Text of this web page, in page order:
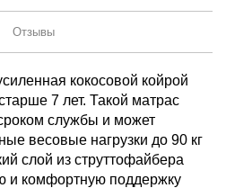
Отзывы
кокосовой койрой
7 лет. Такой матрас
службы и может
весовые нагрузки до 90 кг
слой из струттофайбера
и комфортную поддержку